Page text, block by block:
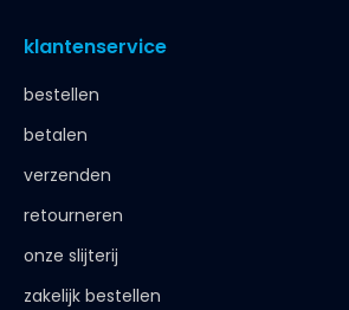
klantenservice
bestellen
betalen
verzenden
retourneren
onze slijterij
zakelijk bestellen